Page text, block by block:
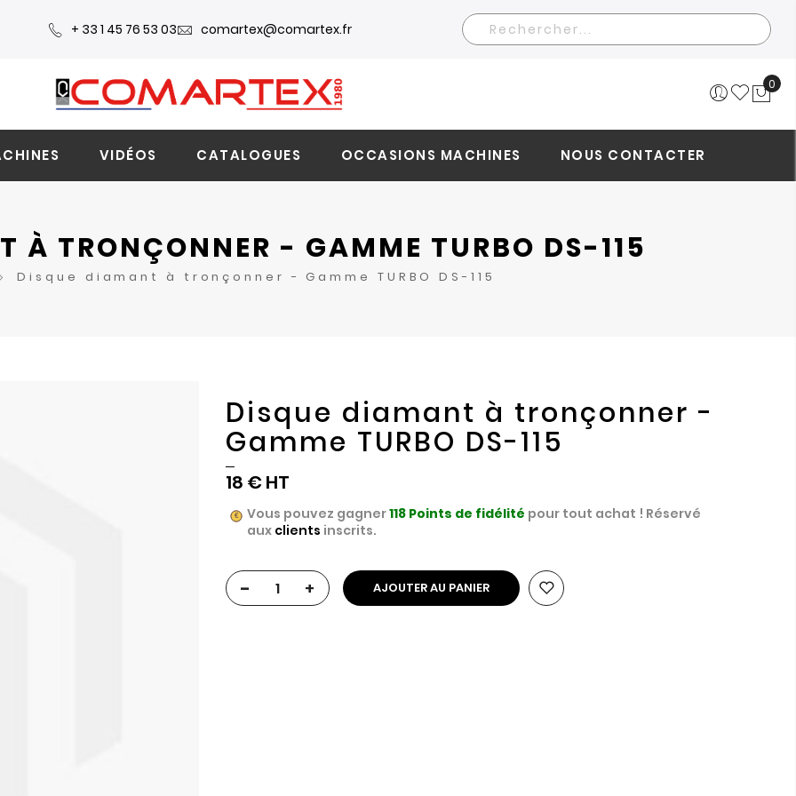
+ 33 1 45 76 53 03 comartex@comartex.fr
Rechercher
0
VIDÉOS CATALOGUES OCCASIONS MACHINES NOUS CONTACTER
À TRONÇONNER - GAMME TURBO DS-115
Disque diamant à tronçonner - Gamme TURBO DS-115
Disque diamant à tronçonner -
Gamme TURBO DS-115
18 €
Vous pouvez gagner118 Points de fidélité pour tout achat ! Réservé
aux clients inscrits.
- + AJOUTER AU PANIER